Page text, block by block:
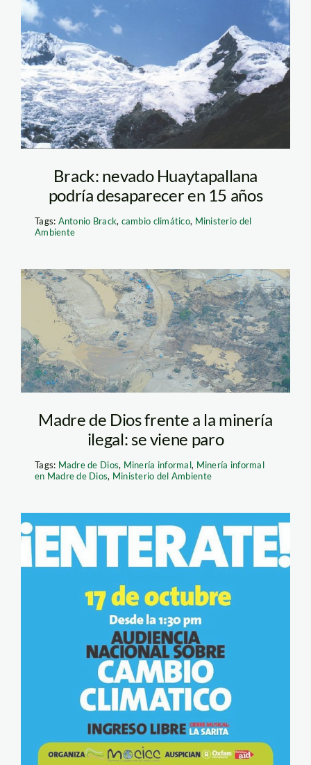
nevado_huaytapallana
Brack: nevado Huaytapallana
podría desaparecer en 15 años
Tags: Antonio Brack, cambio climático, Ministerio del
Ambiente
Madre de Dios frente a la minería
ilegal: se viene paro
Tags: Madre de Dios, Minería informal, Minería informal
en Madre de Dios, Ministerio del Ambiente
audiencia_cambio_moicc